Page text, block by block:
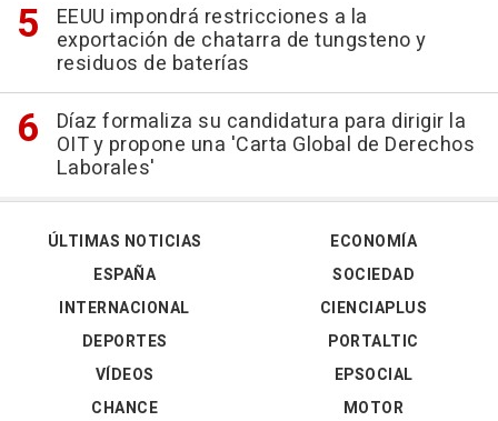
EEUU impondrá restricciones a la
exportación de chatarra de tungsteno y
residuos de baterías
Díaz formaliza su candidatura para dirigir la
OIT y propone una 'Carta Global de Derechos
Laborales'
ÚLTIMAS NOTICIAS
ESPAÑA
INTERNACIONAL
DEPORTES
VÍDEOS
ECONOMÍA
SOCIEDAD
CIENCIAPLUS
PORTALTIC
EPSOCIAL
CHANCE
MOTOR